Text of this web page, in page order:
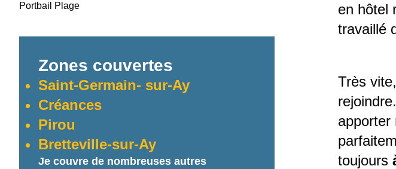
Portbail Plage
Zones couvertes
Saint-Germain- sur-Ay
Créances
Pirou
Bretteville-sur-Ay
Je couvre de nombreuses autres
en hôtel
travaillé
Très
apporter
toujours